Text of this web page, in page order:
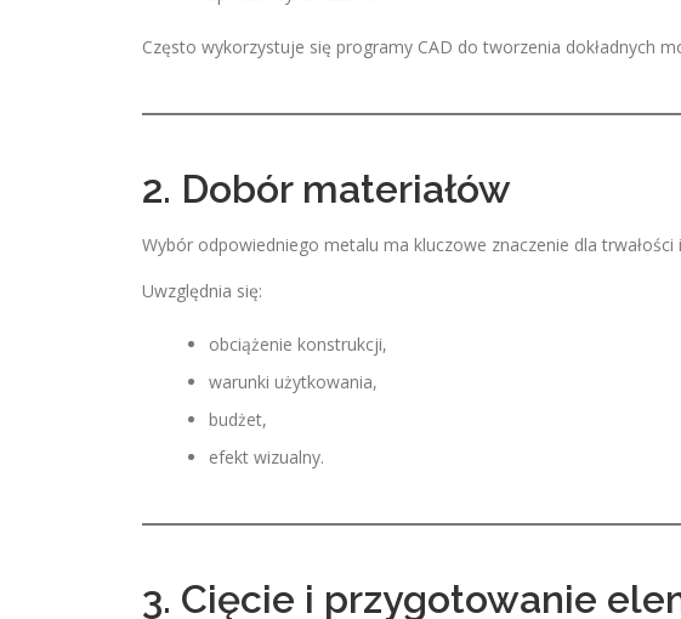
Często wykorzystuje się programy CAD do tworzenia dokładnych
2. Dobór materiałów
Wybór odpowiedniego metalu ma kluczowe znaczenie dla trwałości
Uwzględnia się:
obciążenie konstrukcji,
warunki użytkowania,
budżet,
efekt wizualny.
3. Cięcie i przygotowanie